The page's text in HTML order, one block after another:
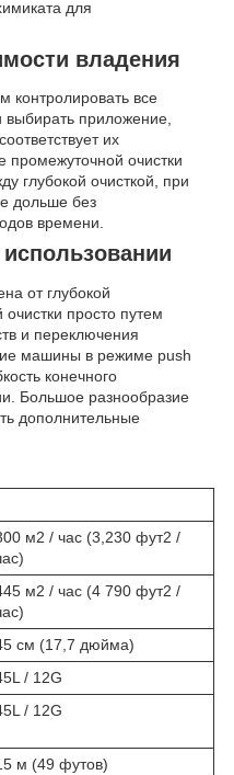
для
владения
контролировать все
выбирать приложение,
их
промежуточной очистки
глубокой очисткой, при
дольше без
времени.
от глубокой
просто путем
и переключения
машины в режиме push
конечного
Большое разнообразие
дополнительные
м2 / час (3,230 фут2 /
м2 / час (4 790 фут2 /
см (17,7 дюйма)
/ 12G
/ 12G
м (49 футов)